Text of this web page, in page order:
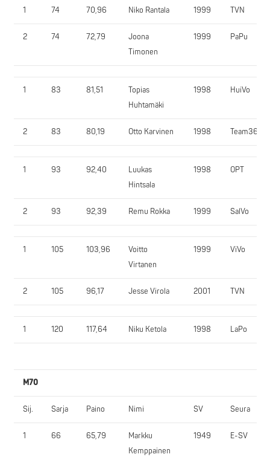
1 74 70,96 Niko Rantala 1999 TVN
2 74 72,79
Joona
Timonen
1999 PaPu
1 83 81,51
Topias
Huhtamäki
1998 HuiVo
2 83 80,19 Otto Karvinen 1998 Team365
1 93 92,40
Luukas
Hintsala
1998 OPT
2 93 92,39 Remu Rokka 1999 SalVo
1 105 103,96
Voitto
Virtanen
1999 ViVo
2 105 96,17 Jesse Virola 2001 TVN
1 120 117,64 Niku Ketola 1998 LaPo
M70
Sij. Sarja Paino Nimi SV Seura
1 66 65,79
Markku
Kemppainen
1949 E-SV